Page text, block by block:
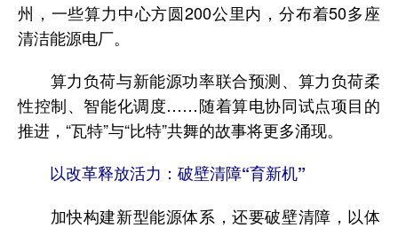
州，一些算力中心方圆200公里内，分布着50多座
清洁能源电厂。
算力负荷与新能源功率联合预测、算力负荷柔
性控制、智能化调度……随着算电协同试点项目的
推进，“瓦特”与“比特”共舞的故事将更多涌现。
以改革释放活力：破壁清障“育新机”
加快构建新型能源体系，还要破壁清障，以体